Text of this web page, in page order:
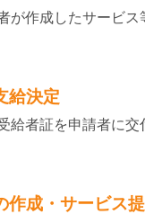
が作成したサービ
給決定
給者証を申請者に交
作成・サービス